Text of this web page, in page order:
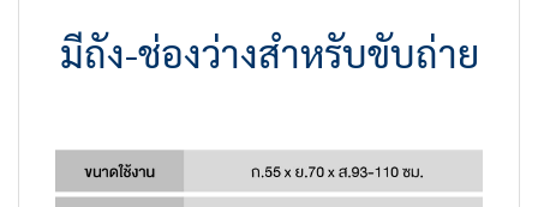
มีถัง-ช่องว่างสำหรับขับถ่าย